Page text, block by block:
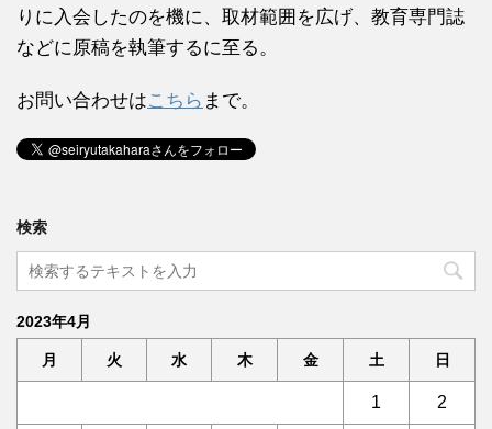
りに入会したのを機に、取材範囲を広げ、教育専門誌
などに原稿を執筆するに至る。
お問い合わせはこちら まで。
検索
2023年4月
月 火 水 木 金 土 日
1 2